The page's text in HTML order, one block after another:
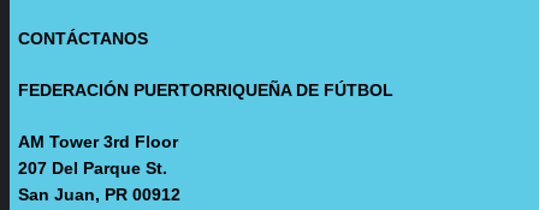
CONTÁCTANOS
FEDERACIÓN PUERTORRIQUEÑA DE FÚTBOL
AM Tower 3rd Floor
207 Del Parque St.
San Juan, PR 00912